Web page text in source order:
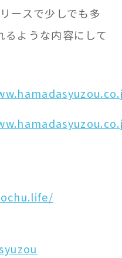
ースで少しでも多
るような内容にして